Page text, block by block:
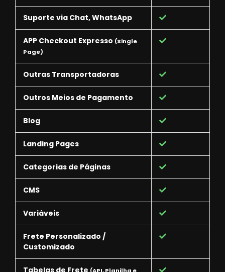
Suporte via Chat, WhatsApp
APP Checkout Expresso (Single
Page)
Outras Transportadoras
Outros Meios de Pagamento
Blog
Landing Pages
Categorias de Páginas
CMS
Variáveis
Frete Personalizado /
Customizado
Tabelas de Frete (API, Planilha e